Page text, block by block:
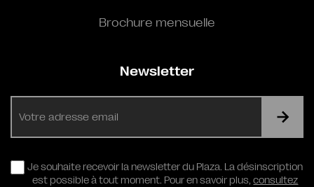
Brochure mensuelle
Newsletter
RGPD
Je souhaite recevoir la newsletter du Plaza. La désinscription
est possible à tout moment. Pour en savoir plus,consultez